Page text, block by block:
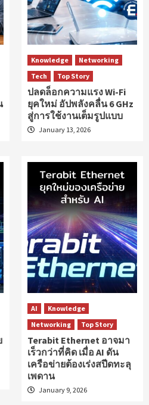
Knowledge
Networking
Tech
Top Story
ปลดล็อกความแรง Wi-Fi
ยุคใหม่ อัปพลังคลื่น 6 GHz
สู่การใช้งานเต็มรูปแบบ
January 13, 2026
AI
Knowledge
Networking
Top Story
Terabit Ethernet อาจมา
เร็วกว่าที่คิด เมื่อ AI ดัน
เครือข่ายต้องเร่งสปีดทะลุ
เพดาน
January 9, 2026